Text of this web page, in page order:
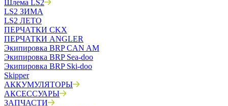
Шлема LS2
LS2 ЗИМА
LS2 ЛЕТО
ПЕРЧАТКИ CKX
ПЕРЧАТКИ ANGLER
Экипировка BRP CAN AM
Экипировка BRP Sea-doo
Экипировка BRP Ski-doo
Skipper
АККУМУЛЯТОРЫ
АКСЕССУАРЫ
ЗАПЧАСТИ